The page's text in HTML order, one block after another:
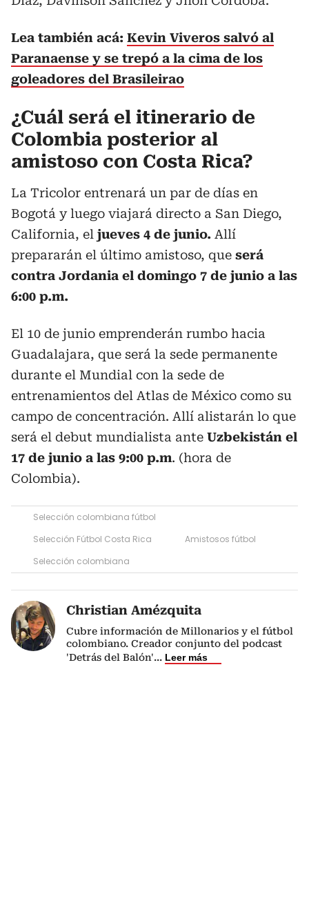
Lea también acá: Kevin Viveros salvó al
Paranaense y se trepó a la cima de los
goleadores del Brasileirao
¿Cuál será el itinerario de
Colombia posterior al
amistoso con Costa Rica?
La Tricolor entrenará un par de días en
Bogotá y luego viajará directo a San Diego,
California, el jueves 4 de junio. Allí
prepararán el último amistoso, que será
contra Jordania el domingo 7 de junio a las
6:00 p.m.
El 10 de junio emprenderán rumbo hacia
Guadalajara, que será la sede permanente
durante el Mundial con la sede de
entrenamientos del Atlas de México como su
campo de concentración. Allí alistarán lo que
será el debut mundialista ante Uzbekistán el
17 de junio a las 9:00 p.m. (hora de
Colombia).
Selección colombiana fútbol
Selección Fútbol Costa Rica
Amistosos fútbol
Selección colombiana
Christian Amézquita
Cubre información de Millonarios y el fútbol
colombiano. Creador conjunto del podcast
'Detrás del Balón'... Leer más